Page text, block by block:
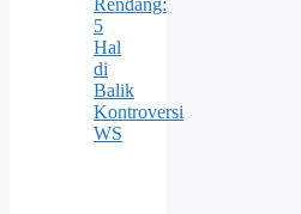
Rendang:
5
Hal
di
Balik
Kontroversi
WS